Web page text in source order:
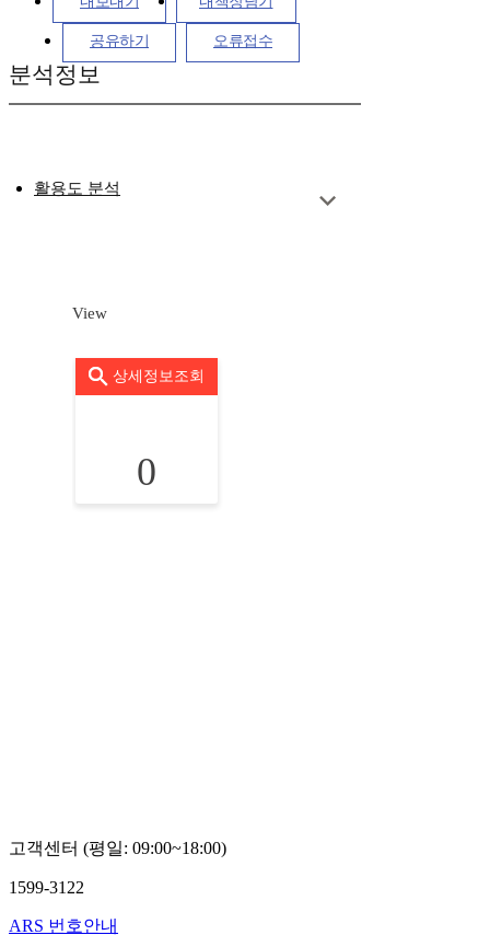
공유하기 오류접수
분석정보
활용도 분석
View
상세정보조회
0
고객센터 (평일: 09:00~18:00)
1599-3122
ARS 번호안내